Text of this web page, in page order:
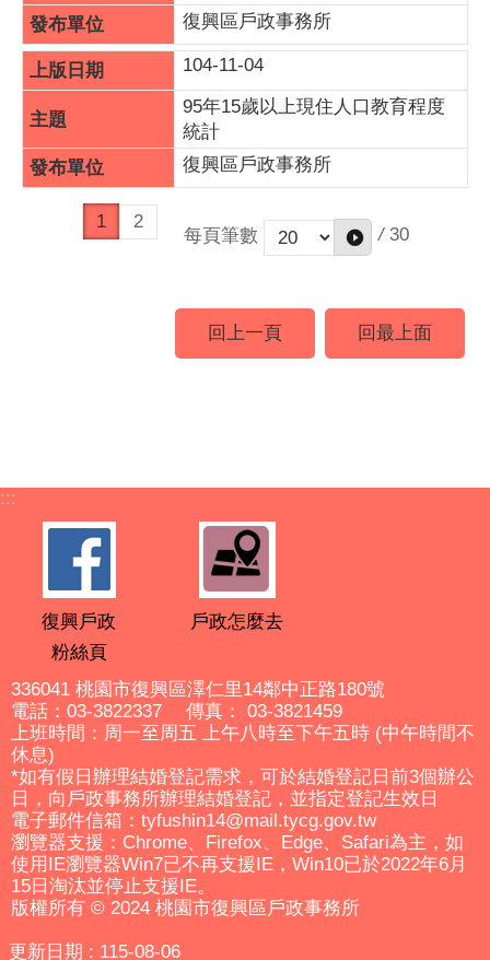
復興區戶政事務所
104-11-04
95年15歲以上現住人口教育程度
統計
復興區戶政事務所
1 2
每頁筆數 / 30
回上一頁 回最上面
:::
復興戶政
粉絲頁
戶政怎麼去
336041 桃園市復興區澤仁里14鄰中正路180號
電話：03-3822337 傳真： 03-3821459
上班時間：周一至周五 上午八時至下午五時 (中午時間不
休息)
*如有假日辦理結婚登記需求，可於結婚登記日前3個辦公
日，向戶政事務所辦理結婚登記，並指定登記生效日
電子郵件信箱：tyfushin14@mail.tycg.gov.tw
瀏覽器支援：Chrome、Firefox、Edge、Safari為主，如
使用IE瀏覽器Win7已不再支援IE，Win10已於2022年6月
15日淘汰並停止支援IE。
版權所有 © 2024 桃園市復興區戶政事務所
更新日期 115-08-06